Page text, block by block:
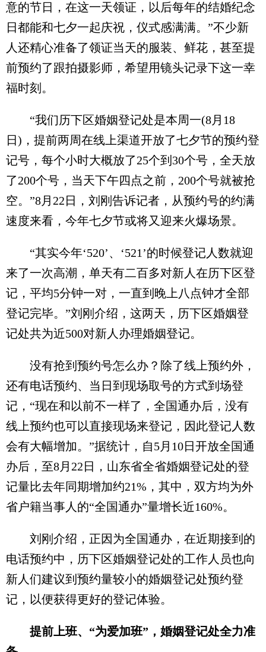
意的节日，在这一天领证，以后每年的结婚纪念
日都能和七夕一起庆祝，仪式感满满。”不少新
人还精心准备了领证当天的服装、鲜花，甚至提
前预约了跟拍摄影师，希望用镜头记录下这一幸
福时刻。
“我们历下区婚姻登记处是本周一(8月18
日)，提前两周在线上渠道开放了七夕节的预约登
记号，每个小时大概放了25个到30个号，全天放
了200个号，当天下午四点之前，200个号就被抢
空。”8月22日，刘刚告诉记者，从预约号的约满
速度来看，今年七夕节或将又迎来火爆场景。
“其实今年‘520’、‘521’的时候登记人数就迎
来了一次高潮，单天有二百多对新人在历下区登
记，平均5分钟一对，一直到晚上八点钟才全部
登记完毕。”刘刚介绍，这两天，历下区婚姻登
记处共为近500对新人办理婚姻登记。
没有抢到预约号怎么办？除了线上预约外，
还有电话预约、当日到现场取号的方式到场登
记，“现在和以前不一样了，全国通办后，没有
线上预约也可以直接现场来登记，因此登记人数
会有大幅增加。”据统计，自5月10日开放全国通
办后，至8月22日，山东省全省婚姻登记处的登
记量比去年同期增加约21%，其中，双方均为外
省户籍当事人的“全国通办”量增长近160%。
刘刚介绍，正因为全国通办，在近期接到的
电话预约中，历下区婚姻登记处的工作人员也向
新人们建议到预约量较小的婚姻登记处预约登
记，以便获得更好的登记体验。
提前上班、“为爱加班”，婚姻登记处全力准